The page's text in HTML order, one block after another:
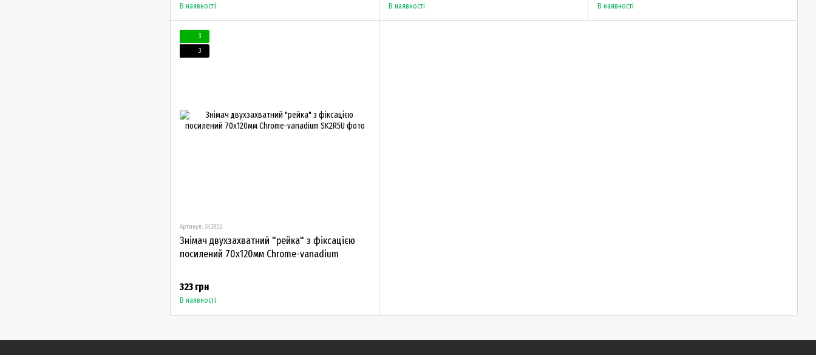
В наявності В наявності В наявності
3
3
Артикул: SK2R5U
Знімач двухзахватний "рейка" з фіксацією
посилений 70х120мм Chrome-vanadium
323 грн
В наявності